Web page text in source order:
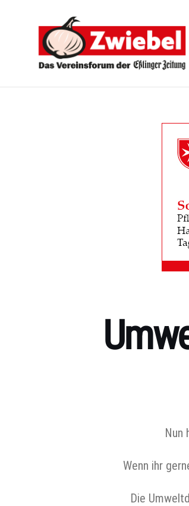
-
Kategorien
Nun
Wenn ihr
Die